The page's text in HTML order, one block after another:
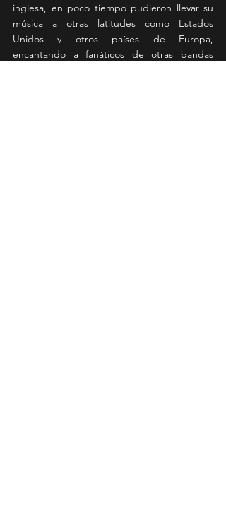
inglesa, en poco tiempo pudieron llevar su
música a otras latitudes como Estados
Unidos y otros países de Europa,
encantando a fanáticos de otras bandas